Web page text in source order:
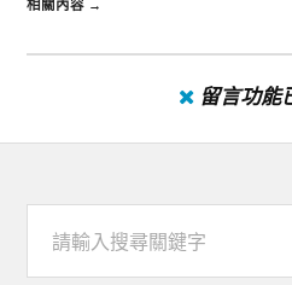
相關內容 →
留言功能